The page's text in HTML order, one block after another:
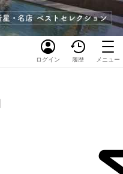
ログイン 履歴 メニュー